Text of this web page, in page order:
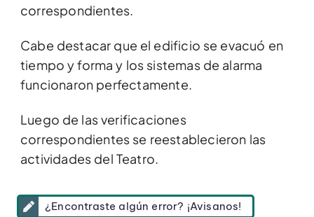
correspondientes.
Cabe destacar que el edificio se evacuó en
tiempo y forma y los sistemas de alarma
funcionaron perfectamente.
Luego de las verificaciones
correspondientes se reestablecieron las
actividades del Teatro.
¿Encontraste algún error? ¡Avisanos!